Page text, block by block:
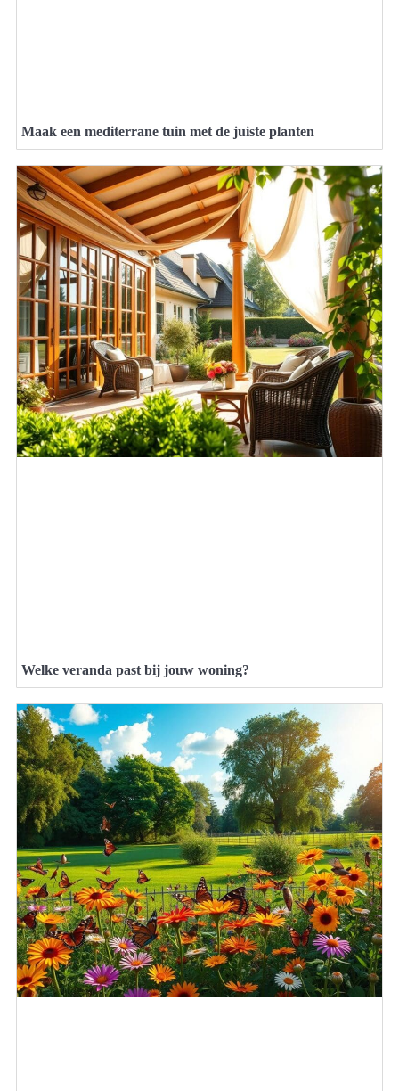
Maak een mediterrane tuin met de juiste planten
Welke veranda past bij jouw woning?